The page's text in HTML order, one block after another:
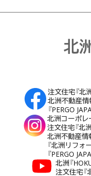
フッター
北
注文住宅『北
北洲不動産情
『PERGO
北洲コーポ
注文住宅『北
北洲不動産情
『北洲リフォ
『PERGO
北洲『
注文住宅『